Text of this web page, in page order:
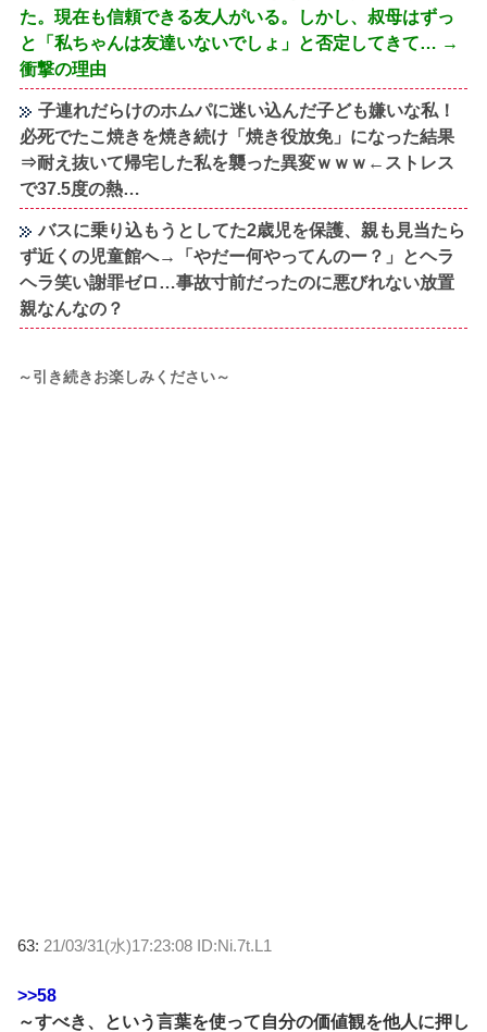
た。現在も信頼できる友人がいる。しかし、叔母はずっ
と「私ちゃんは友達いないでしょ」と否定してきて… →
衝撃の理由
子連れだらけのホムパに迷い込んだ子ども嫌いな私！
必死でたこ焼きを焼き続け「焼き役放免」になった結果
⇒耐え抜いて帰宅した私を襲った異変ｗｗｗ←ストレス
で37.5度の熱…
バスに乗り込もうとしてた2歳児を保護、親も見当たら
ず近くの児童館へ→「やだー何やってんのー？」とヘラ
ヘラ笑い謝罪ゼロ…事故寸前だったのに悪びれない放置
親なんなの？
～引き続きお楽しみください～
63: 21/03/31(水)17:23:08 ID:Ni.7t.L1
>>58
～すべき、という言葉を使って自分の価値観を他人に押し